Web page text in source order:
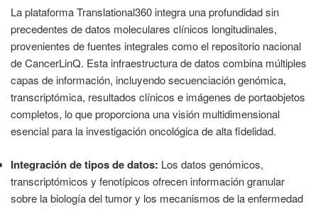
La plataforma Translational360 integra una profundidad sin
precedentes de datos moleculares clínicos longitudinales,
provenientes de fuentes integrales como el repositorio nacional
de CancerLinQ. Esta infraestructura de datos combina múltiples
capas de información, incluyendo secuenciación genómica,
transcriptómica, resultados clínicos e imágenes de portaobjetos
completos, lo que proporciona una visión multidimensional
esencial para la investigación oncológica de alta fidelidad.
Integración de tipos de datos: Los datos genómicos,
transcriptómicos y fenotípicos ofrecen información granular
sobre la biología del tumor y los mecanismos de la enfermedad